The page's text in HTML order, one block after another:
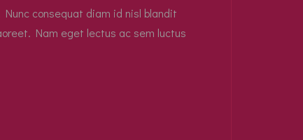
consequat diam id nisl blandit
Nam eget lectus ac sem luctus